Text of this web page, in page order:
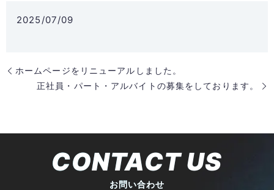
2025/07/09
ホームページをリニューアルしました。
正社員・パート・アルバイトの募集をしております。
CONTACT US
お問い合わせ